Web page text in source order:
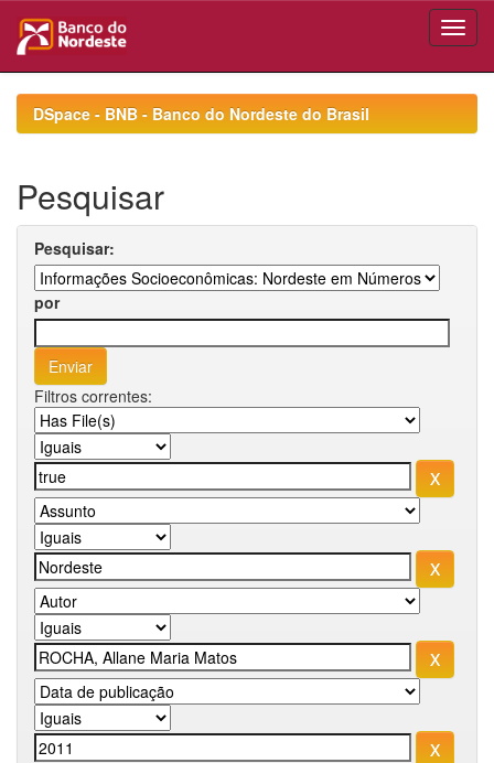
navigationDSpace - BNB - Banco do Nordeste do Brasil
Pesquisar
Pesquisar:
por
Filtros correntes: